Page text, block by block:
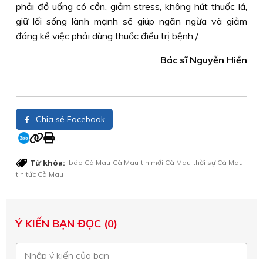
phải đồ uống có cồn, giảm stress, không hút thuốc lá,
giữ lối sống lành mạnh sẽ giúp ngăn ngừa và giảm
đáng kể việc phải dùng thuốc điều trị bệnh./.
Bác sĩ Nguyễn Hiền
Chia sẻ Facebook
Từ khóa: báo Cà Mau Cà Mau tin mới Cà Mau thời sự Cà Mau
tin tức Cà Mau
Ý KIẾN BẠN ĐỌC (0)